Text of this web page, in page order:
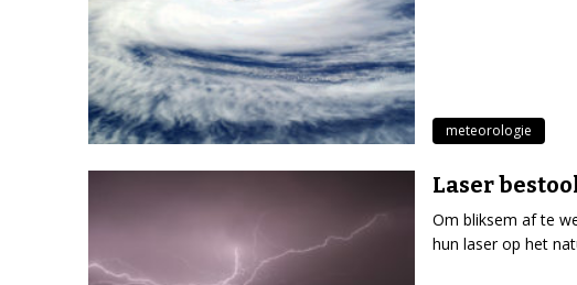
meteorologie
Laser
Om bliksem af te
hun laser op het